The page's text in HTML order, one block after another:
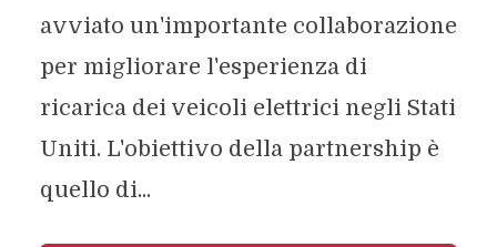
avviato un'importante collaborazione
per migliorare l'esperienza di
ricarica dei veicoli elettrici negli Stati
Uniti. L'obiettivo della partnership è
quello di...